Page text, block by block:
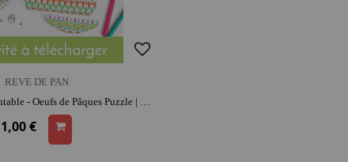
REVE DE PAN
REVE DE PAN Printable - Oeufs de Pâques Puzzle | concentration et repérage spatial
1,00 €